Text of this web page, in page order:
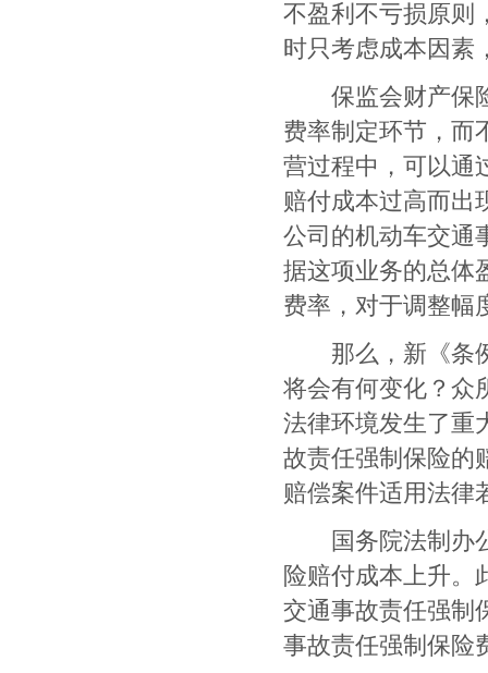
不盈利不亏损原则
时只考虑成本因素
保监会财产保险
费率制定环节，而
营过程中，可以通
赔付成本过高而出
公司的机动车交通
据这项业务的总体
费率，对于调整幅
那么，新《条例
将会有何变化？众
法律环境发生了重
故责任强制保险的
赔偿案件适用法律
国务院法制办公
险赔付成本上升。
交通事故责任强制
事故责任强制保险